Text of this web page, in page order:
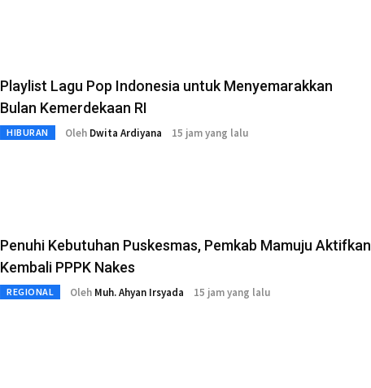
Playlist Lagu Pop Indonesia untuk Menyemarakkan
Bulan Kemerdekaan RI
HIBURAN Oleh Dwita Ardiyana 15 jam yang lalu
Penuhi Kebutuhan Puskesmas, Pemkab Mamuju Aktifkan
Kembali PPPK Nakes
REGIONAL Oleh Muh. Ahyan Irsyada 15 jam yang lalu